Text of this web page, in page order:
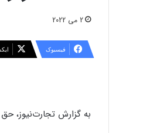
2 می 2022
فیسبوک
به گزارش تجارت‌نیوز، حق مسکن ۶۵۰ هزار تومانی